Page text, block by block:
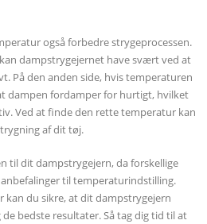
også forbedre strygeprocessen.
dampstrygejernet have svært ved at
På den anden side, hvis temperaturen
dampen fordamper for hurtigt, hvilket
Ved at finde den rette temperatur kan
af dit tøj.
til dit dampstrygejern, da forskellige
til temperaturindstilling.
kan du sikre, at dit dampstrygejern
bedste resultater. Så tag dig tid til at